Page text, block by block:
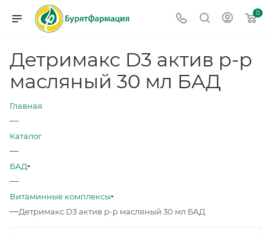
0
Детримакс D3 актив р-р
масляный 30 мл БАД
Главная
—
Каталог
—
БАД
—
Витаминные комплексы
—Детримакс D3 актив р-р масляный 30 мл БАД